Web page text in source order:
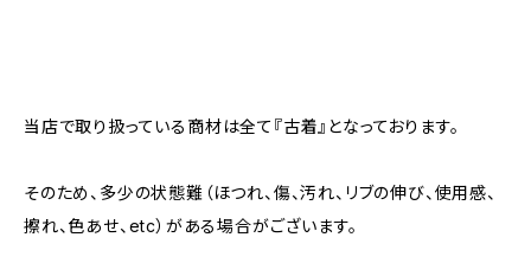
当店で取り扱っている商材は全て『古着』となっております。
そのため、多少の状態難（ほつれ、傷、汚れ、リブの伸び、使用感、
擦れ、色あせ、etc）がある場合がございます。